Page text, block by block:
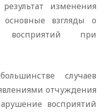
изменения
основные взгляды о
восприятий при
случаев
отчуждения
восприятий